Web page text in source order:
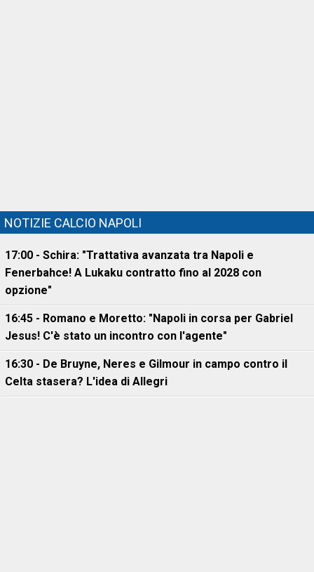
NOTIZIE CALCIO NAPOLI
17:00 - Schira: "Trattativa avanzata tra Napoli e
Fenerbahce! A Lukaku contratto fino al 2028 con
opzione"
16:45 - Romano e Moretto: "Napoli in corsa per Gabriel
Jesus! C'è stato un incontro con l'agente"
16:30 - De Bruyne, Neres e Gilmour in campo contro il
Celta stasera? L'idea di Allegri